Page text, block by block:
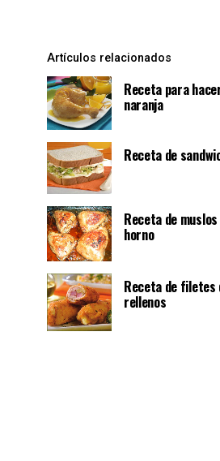
Artículos relacionados
Receta para
naranja
Receta de
Receta de
horno
Receta de filetes
rellenos